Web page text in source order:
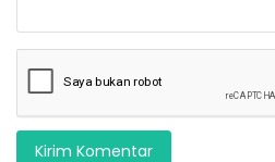
Kirim Komentar